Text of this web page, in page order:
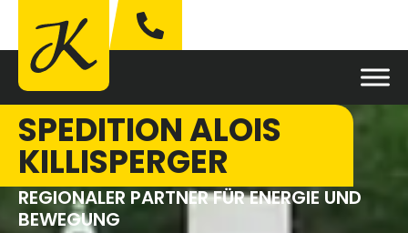
SPEDITION ALOIS
KILLISPERGER
REGIONALER PARTNER FÜR ENERGIE UND
BEWEGUNG